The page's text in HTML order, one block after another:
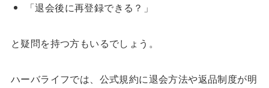
「退会後に再登録できる？」
と疑問を持つ方もいるでしょう。
ハーバライフでは、公式規約に退会方法や返品制度が明